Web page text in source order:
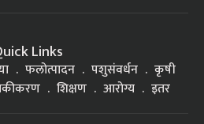
Links
फलोत्पादन पशुसंवर्धन
कृषी
शिक्षण आरोग्य इतर